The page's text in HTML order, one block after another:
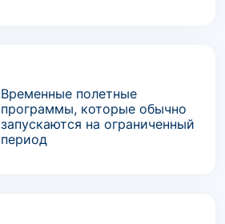
Временные полетные
программы, которые обычно
запускаются на ограниченный
период